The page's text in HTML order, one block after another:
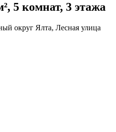
5 комнат, 3 этажа
округ Ялта, Лесная улица